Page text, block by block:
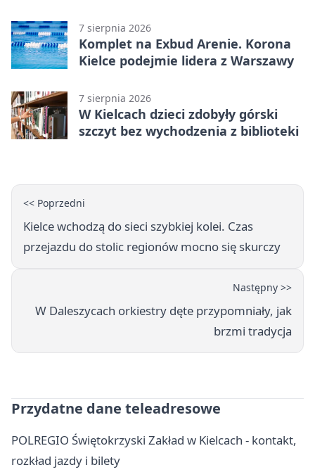
7 sierpnia 2026
Komplet na Exbud Arenie. Korona
Kielce podejmie lidera z Warszawy
7 sierpnia 2026
W Kielcach dzieci zdobyły górski
szczyt bez wychodzenia z biblioteki
<< Poprzedni
Kielce wchodzą do sieci szybkiej kolei. Czas
przejazdu do stolic regionów mocno się skurczy
Następny >>
W Daleszycach orkiestry dęte przypomniały, jak
brzmi tradycja
Przydatne dane teleadresowe
POLREGIO Świętokrzyski Zakład w Kielcach - kontakt,
rozkład jazdy i bilety